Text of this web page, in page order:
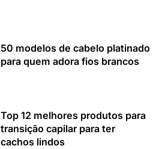
50 modelos de cabelo platinado
para quem adora fios brancos
Top 12 melhores produtos para
transição capilar para ter
cachos lindos